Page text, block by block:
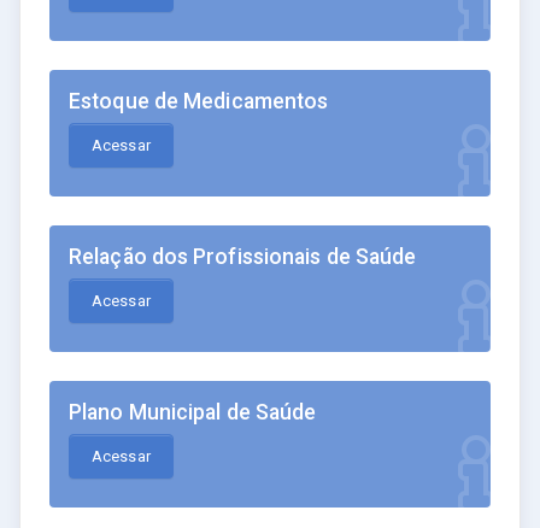
Estoque de Medicamentos
Acessar
Relação dos Profissionais de Saúde
Acessar
Plano Municipal de Saúde
Acessar